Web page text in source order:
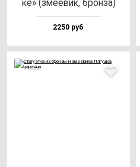
ке» (зме­евик, брон­за)
2250 руб